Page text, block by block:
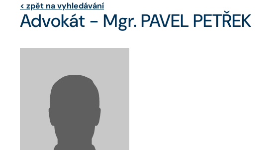
< zpět na vyhledávání
Advokát - Mgr. PAVEL PETŘEK